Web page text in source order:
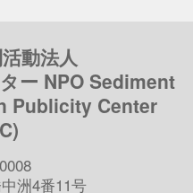
動法人
ー NPO Sediment
Publicity Center
中洲4番11号